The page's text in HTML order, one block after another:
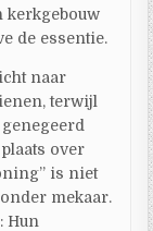
kerkgebouw
de essentie.
naar
terwijl
over
is niet
mekaar.
Hun